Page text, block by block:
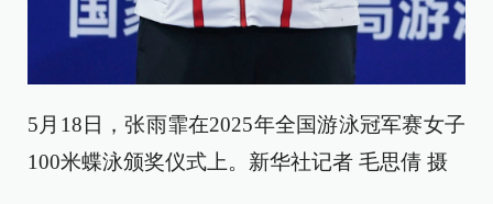
5月18日，张雨霏在2025年全国游泳冠军赛女子
100米蝶泳颁奖仪式上。新华社记者 毛思倩 摄